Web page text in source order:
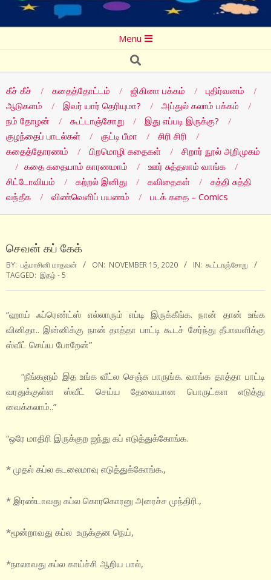
Menu
Search
கீச் கீச் கதைத்தோட்டம் ஜிகினா பக்கம்
புதிர்வனம்
ஆடுகளம்
இவர் யார் தெரியுமா?
அப்துல் கலாம் பக்கம்
நம் தோழன்
கூட்டாஞ்சோறு
இது எப்படி இருக்கு?
குழந்தைப் பாடல்கள்
குட்டி பீமா
சிரி சிரி
கதைத்தோரணம்
பிறமொழி கதைகள்
சிறார் நூல் அறிமுகம்
கதை கதையாம் காரணமாம்
ஊர் சுத்தலாம் வாங்க
சிட்டோவியம்
கற்றல் இனிது கவிதைகள்
சுத்தி சுத்தி
வந்தீக
விண்வெளிப் பயணம் படக் கதை – Comics
செவன் கப் கேக்
BY: பத்மாசினி மாதவன் ON: NOVEMBER 15, 2020 IN: கூட்டாஞ்சோறு
TAGGED: இதழ் - 5
“ஹாய் ஃப்ரெண்ட்ஸ் எல்லாரும் எப்டி இருக்கீங்க. நான் தான் உங்க
வினிதா.. இன்னிக்கு நான் தாத்தா பாட்டி கூடச் சேர்ந்து தீபாவளிக்கு
ஸ்வீட் செய்ய போறேன்”
“நீங்களும் இத உங்க வீட்ல செஞ்சு பாருங்க. வாங்க தாத்தா பாட்டி
வரதுக்குள்ள ஸ்வீட் செய்ய தேவையான பொருட்கள எடுத்து
வைக்கலாம்..”
“ஒரே மாதிரி இருக்குற ஐந்து கப் எடுத்துக்கோங்க.
* முதல் கப்ல கடலைமாவு எடுத்துக்கோங்க.,
* இரண்டாவது கப்ல கொரகொரனு அரைச்ச முந்திரி.,
*மூன்றாவது கப்ல உருக்குன நெய்,
*நாலாவது கப்ல காய்ச்சி ஆறிய பால்,